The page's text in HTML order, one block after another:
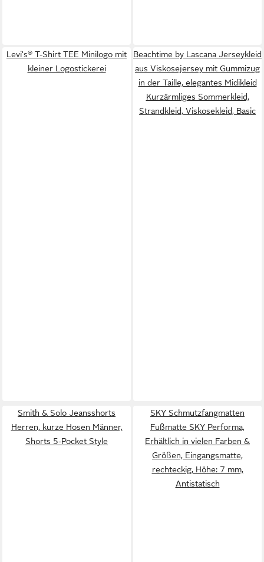
Levi's® T-Shirt TEE Minilogo mit
kleiner Logostickerei
Beachtime by Lascana Jerseykleid
aus Viskosejersey mit Gummizug
in der Taille, elegantes Midikleid
Kurzärmliges Sommerkleid,
Strandkleid, Viskosekleid, Basic
Smith & Solo Jeansshorts
Herren, kurze Hosen Männer,
Shorts 5-Pocket Style
SKY Schmutzfangmatten
Fußmatte SKY Performa,
Erhältlich in vielen Farben &
Größen, Eingangsmatte,
rechteckig, Höhe: 7 mm,
Antistatisch